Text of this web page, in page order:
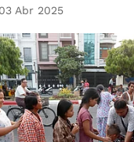
03 Abr 2025